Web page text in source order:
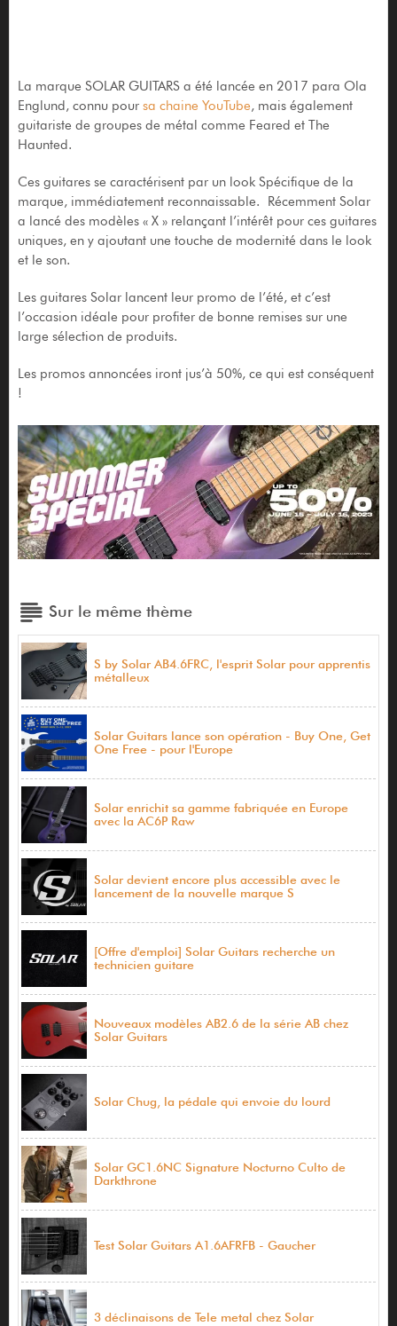
La marque SOLAR GUITARS a été lancée en 2017 para Ola
Englund, connu pour sa chaine YouTube, mais également
guitariste de groupes de métal comme Feared et The
Haunted.
Ces guitares se caractérisent par un look Spécifique de la
marque, immédiatement reconnaissable. Récemment Solar
a lancé des modèles « X » relançant l’intérêt pour ces guitares
uniques, en y ajoutant une touche de modernité dans le look
et le son.
Les guitares Solar lancent leur promo de l’été, et c’est
l’occasion idéale pour profiter de bonne remises sur une
large sélection de produits.
Les promos annoncées iront jus’à 50%, ce qui est conséquent
!
Sur le même thème
S by Solar AB4.6FRC, l'esprit Solar pour apprentis
métalleux
Solar Guitars lance son opération - Buy One, Get
One Free - pour l'Europe
Solar enrichit sa gamme fabriquée en Europe
avec la AC6P Raw
Solar devient encore plus accessible avec le
lancement de la nouvelle marque S
[Offre d'emploi] Solar Guitars recherche un
technicien guitare
Nouveaux modèles AB2.6 de la série AB chez
Solar Guitars
Solar Chug, la pédale qui envoie du lourd
Solar GC1.6NC Signature Nocturno Culto de
Darkthrone
Test Solar Guitars A1.6AFRFB - Gaucher
3 déclinaisons de Tele metal chez Solar